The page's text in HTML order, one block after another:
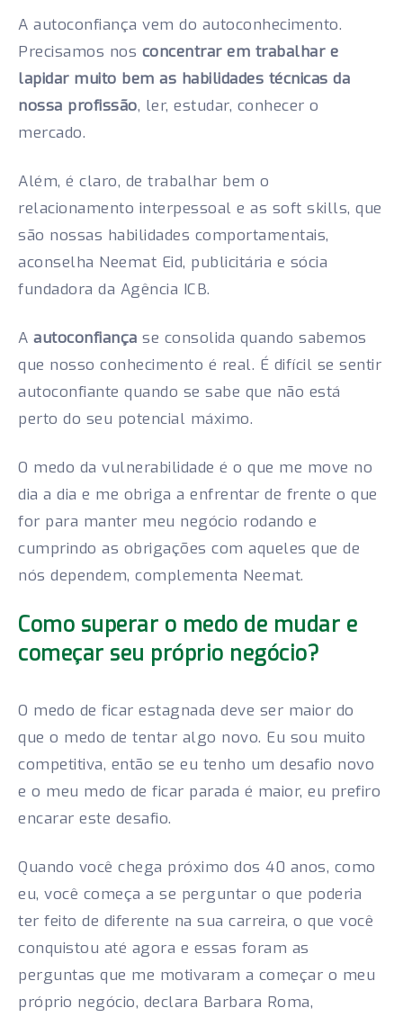
A autoconfiança vem do autoconhecimento.
Precisamos nos concentrar em trabalhar e
lapidar muito bem as habilidades técnicas da
nossa profissão, ler, estudar, conhecer o
mercado.
Além, é claro, de trabalhar bem o
relacionamento interpessoal e as soft skills, que
são nossas habilidades comportamentais,
aconselha Neemat Eid, publicitária e sócia
fundadora da Agência ICB.
A autoconfiança se consolida quando sabemos
que nosso conhecimento é real. É difícil se sentir
autoconfiante quando se sabe que não está
perto do seu potencial máximo.
O medo da vulnerabilidade é o que me move no
dia a dia e me obriga a enfrentar de frente o que
for para manter meu negócio rodando e
cumprindo as obrigações com aqueles que de
nós dependem, complementa Neemat.
Como superar o medo de mudar e
começar seu próprio negócio?
O medo de ficar estagnada deve ser maior do
que o medo de tentar algo novo. Eu sou muito
competitiva, então se eu tenho um desafio novo
e o meu medo de ficar parada é maior, eu prefiro
encarar este desafio.
Quando você chega próximo dos 40 anos, como
eu, você começa a se perguntar o que poderia
ter feito de diferente na sua carreira, o que você
conquistou até agora e essas foram as
perguntas que me motivaram a começar o meu
próprio negócio, declara Barbara Roma,